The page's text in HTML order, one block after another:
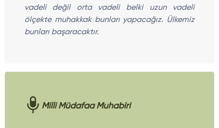
vadeli değil orta vadeli belki uzun vadeli
ölçekte muhakkak bunları yapacağız. Ülkemiz
bunları başaracaktır.
Milli Müdafaa Muhabiri